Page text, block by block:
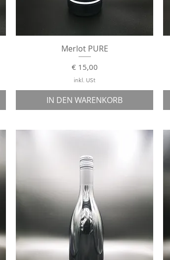
Schnellansicht
Merlot PURE
Preis
€ 15,00
inkl. USt
IN DEN WARENKORB